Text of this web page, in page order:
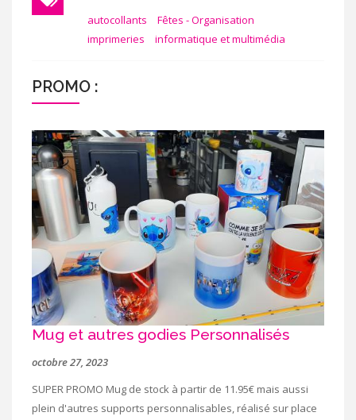
autocollants
Fêtes - Organisation
imprimeries
informatique et multimédia
PROMO :
Mug et autres godies Personnalisés
octobre 27, 2023
SUPER PROMO Mug de stock à partir de 11.95€ mais aussi
plein d'autres supports personnalisables, réalisé sur place